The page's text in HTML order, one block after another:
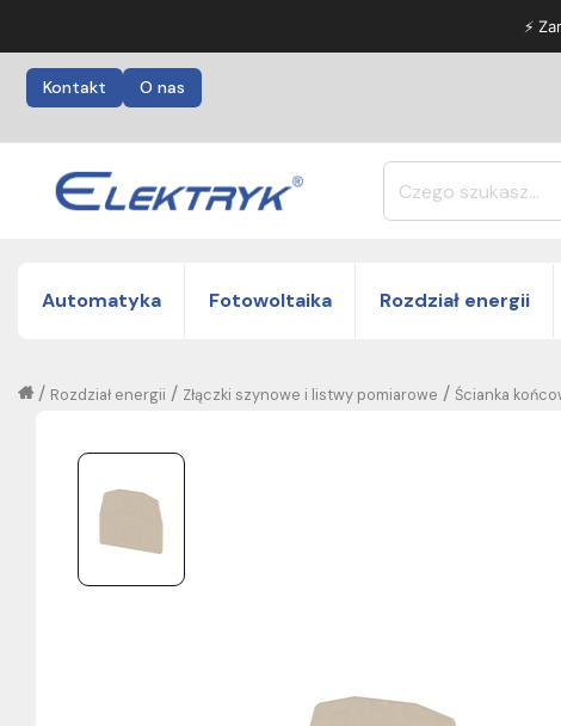
⚡
Kontakt O nas
Automatyka Fotowoltaika Rozdział energii
Ścianka
/
Złączki szynowe i listwy pomiarowe
/
Rozdział energii
/